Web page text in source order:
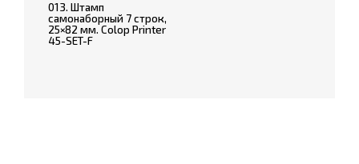
013. Штамп
самонаборный 7 строк,
25×82 мм. Colop Printer
45-SET-F